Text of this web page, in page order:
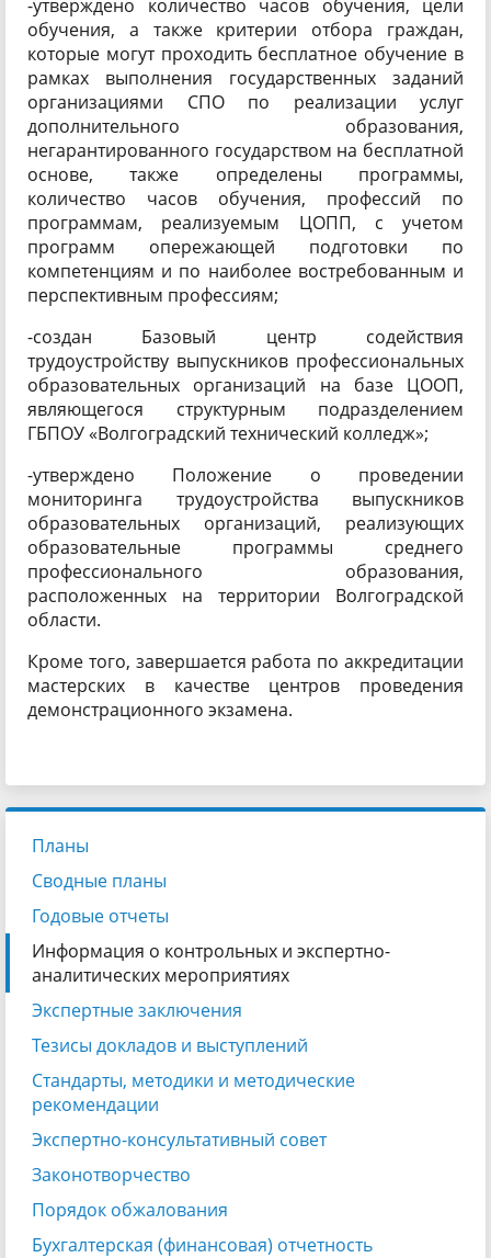
-утверждено количество часов обучения, цели
обучения, а также критерии отбора граждан,
которые могут проходить бесплатное обучение в
рамках выполнения государственных заданий
организациями СПО по реализации услуг
дополнительного образования,
негарантированного государством на бесплатной
основе, также определены программы,
количество часов обучения, профессий по
программам, реализуемым ЦОПП, с учетом
программ опережающей подготовки по
компетенциям и по наиболее востребованным и
перспективным профессиям;
-создан Базовый центр содействия
трудоустройству выпускников профессиональных
образовательных организаций на базе ЦООП,
являющегося структурным подразделением
ГБПОУ «Волгоградский технический колледж»;
-утверждено Положение о проведении
мониторинга трудоустройства выпускников
образовательных организаций, реализующих
образовательные программы среднего
профессионального образования,
расположенных на территории Волгоградской
области.
Кроме того, завершается работа по аккредитации
мастерских в качестве центров проведения
демонстрационного экзамена.
Планы
Сводные планы
Годовые отчеты
Информация о контрольных и экспертно-
аналитических мероприятиях
Экспертные заключения
Тезисы докладов и выступлений
Стандарты, методики и методические
рекомендации
Экспертно-консультативный совет
Законотворчество
Порядок обжалования
Бухгалтерская (финансовая) отчетность